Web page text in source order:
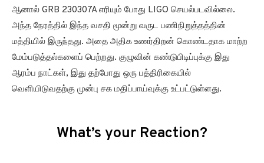
ஆனால் GRB 230307A எரியும் போது LIGO செயல்படவில்லை.
அந்த நேரத்தில் இந்த வசதி மூன்று வருட பணிநிறுத்தத்தின்
மத்தியில் இருந்தது. அதை அதிக உணர்திறன் கொண்டதாக மாற்ற
மேம்படுத்தல்களைப் பெற்றது. குழுவின் கண்டுபிடிப்புக்கு இது
ஆரம்ப நாட்கள், இது தற்போது ஒரு பத்திரிகையில்
வெளியிடுவதற்கு முன்பு சக மதிப்பாய்வுக்கு உட்பட்டுள்ளது.
What’s your Reaction?